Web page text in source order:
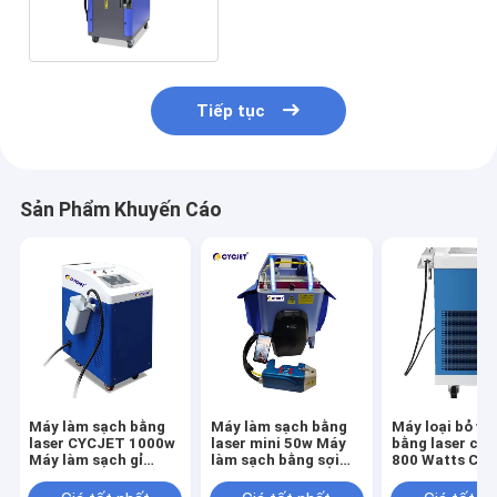
Tiếp tục
Sản Phẩm Khuyến Cáo
Máy làm sạch bằng
laser CYCJET 1000w
Máy ​​làm sạch gỉ
sợi quang JPT
Máy làm sạch bằng
laser mini 50w Máy ​​
làm sạch bằng sợi
bỏ rỉ sét
Máy loại bỏ
bằng laser
800 Watts
bằng laser IPG